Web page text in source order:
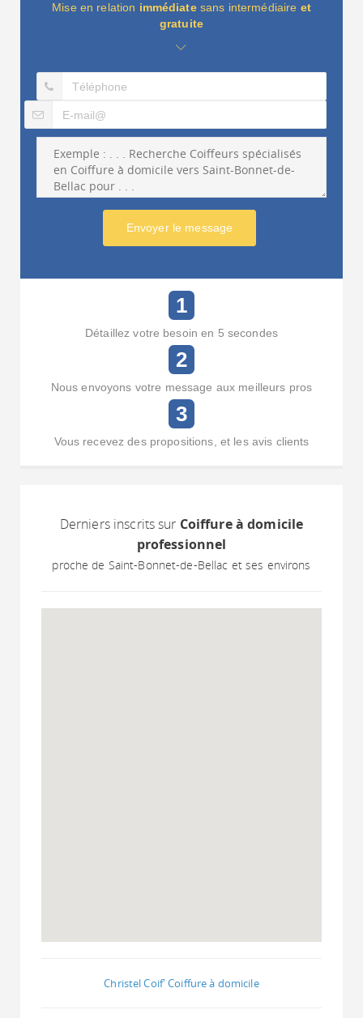
Mise en relation immédiatesans intermédiaire et
gratuite
Envoyer le message
1
Détaillez votre besoin en 5 secondes
2
Nous envoyons votre message aux meilleurs pros
3
Vous recevez des propositions, et les avis clients
Derniers inscrits sur Coiffure à domicile
professionnel
proche de Saint-Bonnet-de-Bellac et ses environs
Christel Coif' Coiffure à domicile